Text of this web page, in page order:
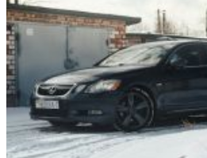
Comment faire pousser des tomates